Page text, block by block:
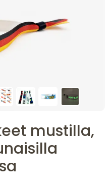
mustilla,